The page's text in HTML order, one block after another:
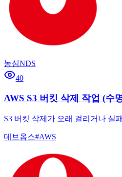
농심NDS
40
AWS S3 버킷 삭제 작업 (수
S3 버킷 삭제가 오래 걸리거나 실
데브옵스#AWS